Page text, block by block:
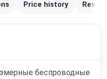
Price history
беспроводные